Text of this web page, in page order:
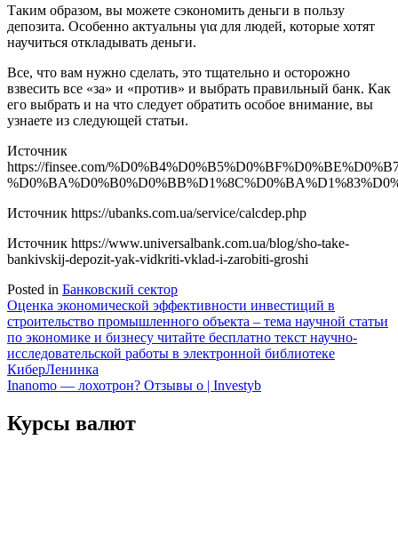
Таким образом, вы можете сэкономить деньги в пользу
депозита. Особенно актуальны για для людей, которые хотят
научиться откладывать деньги.
Все, что вам нужно сделать, это тщательно и осторожно
взвесить все «за» и «против» и выбрать правильный банк. Как
его выбрать и на что следует обратить особое внимание, вы
узнаете из следующей статьи.
Источник
https://finsee.com/
Источник https://ubanks.com.ua/service/calcdep.php
Источник https://www.universalbank.com.ua/blog/sho-take-
bankivskij-depozit-yak-vidkriti-vklad-i-zarobiti-groshi
Posted in Банковский сектор
Навигация
по
записям
Оценка экономической эффективности инвестиций в
строительство промышленного объекта – тема научной статьи
по экономике и бизнесу читайте бесплатно текст научно-
исследовательской работы в электронной библиотеке
КиберЛенинка
Inanomo — лохотрон? Отзывы о | Investyb
Курсы валют